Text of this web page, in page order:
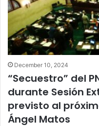
December 10, 2024
“Secuestro” del
durante Sesión
previsto al
Ángel Matos